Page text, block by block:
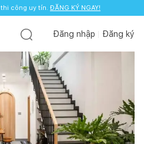
công uy tín. ĐĂNG KÝ NGAY!
Đăng nhập Đăng ký